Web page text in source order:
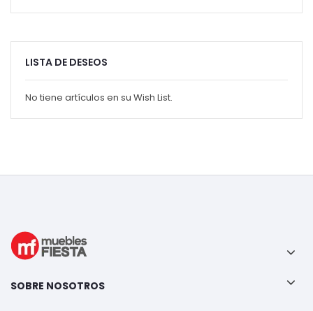
LISTA DE DESEOS
No tiene artículos en su Wish List.
SOBRE NOSOTROS